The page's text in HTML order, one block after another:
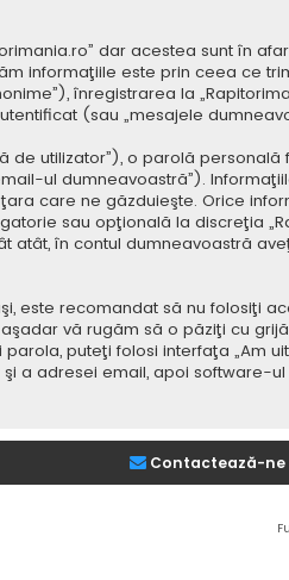
dar acestea sunt în
informaţiile este prin ceea ce
înregistrarea la
(sau „mesajele
utilizator”), o parolă
ul dumneavoastră”).
care ne găzduieşte. Orice
sau opţională la discreţia
în contul dumneavoastră
este recomandat să nu folosiţi
vă rugăm să o păziţi cu
puteţi folosi interfaţa „Am
a adresei email, apoi software-
Contactează-ne